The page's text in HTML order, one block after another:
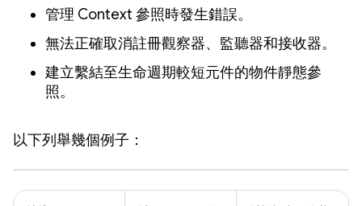
管理 Context 參照時發生錯誤。
無法正確取消註冊觀察器、監聽器和接收器。
建立繫結至生命週期較短元件的物件靜態參
照。
以下列舉幾個例子：